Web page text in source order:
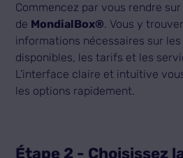
Commencez par vous rendre
de MondialBox®. Vous y
informations nécessaires sur
disponibles, les tarifs et les
L’interface claire et intuitive
les options rapidement.
Étape 2 - Choisissez